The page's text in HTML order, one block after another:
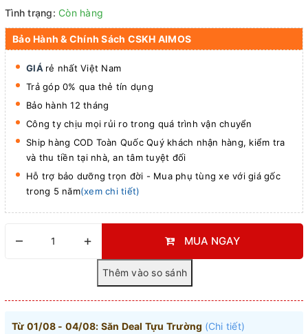
Tình trạng: Còn hàng
Bảo Hành & Chính Sách CSKH AIMOS
GIÁ rẻ nhất Việt Nam
Trả góp 0% qua thẻ tín dụng
Bảo hành 12 tháng
Công ty chịu mọi rủi ro trong quá trình vận chuyển
Ship hàng COD Toàn Quốc Quý khách nhận hàng, kiểm tra
và thu tiền tại nhà, an tâm tuyệt đối
Hỗ trợ bảo dưỡng trọn đời - Mua phụ tùng xe với giá gốc
trong 5 năm(xem chi tiết)
– + MUA NGAY
Từ 01/08 - 04/08: Săn Deal Tựu Trường (Chi tiết)